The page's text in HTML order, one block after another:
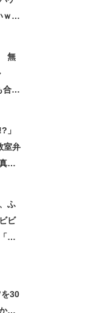
ｗ
無
合
」
室弁
似
ふ
ビ
こ
30
ら